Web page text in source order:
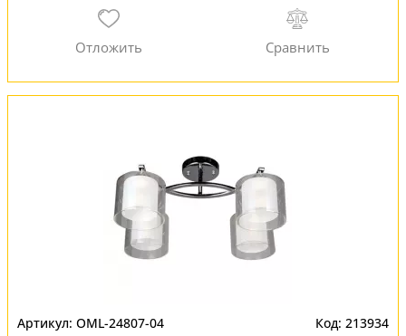
OML-24807-04 213934